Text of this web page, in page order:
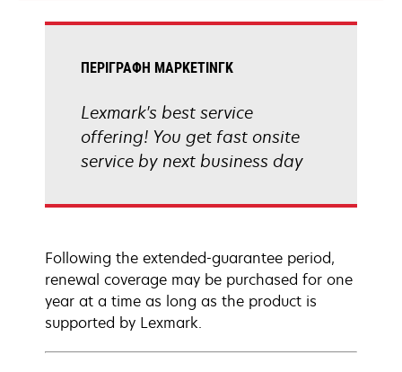
ΠΕΡΙΓΡΑΦΉ ΜΆΡΚΕΤΙΝΓΚ
Lexmark's best service
offering! You get fast onsite
service by next business day
Following the extended-guarantee period,
renewal coverage may be purchased for one
year at a time as long as the product is
supported by Lexmark.